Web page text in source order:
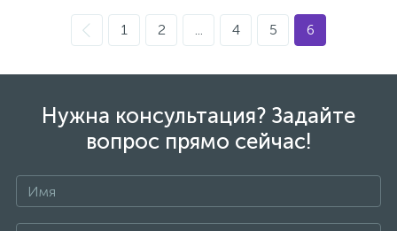
1 2 ... 4 5 6
Нужна консультация? Задайте
вопрос прямо сейчас!
Смесители для раковины
Смесители термостатические